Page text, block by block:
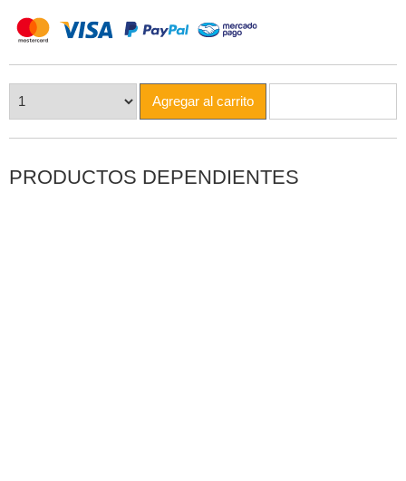
Agregar al carrito
PRODUCTOS DEPENDIENTES